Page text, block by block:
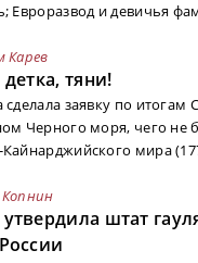
Евроразвод и девичья
Карев
тяни!
сделала заявку по итогам
Черного моря, чего не
мира
штат